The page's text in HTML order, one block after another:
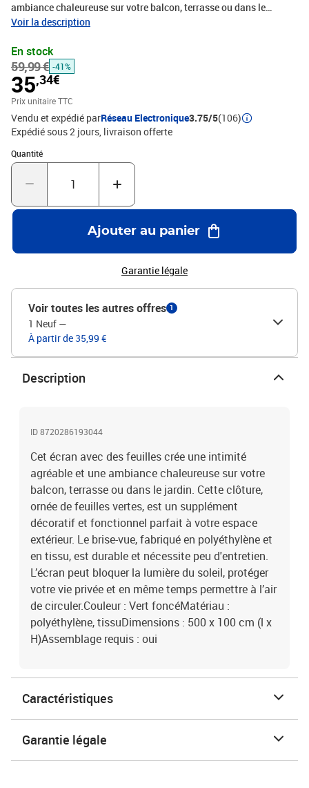
ambiance chaleureuse sur votre balcon, terrasse ou dans le
jardin. Cette clôture, ornée de feuilles vertes, est un supplément
vue, fabriqué en polyéthylène et en tissu, est durable et nécessite
peu d'entretien. L’écran peut bloquer la lumière du soleil, protéger
votre vie privée et en même temps permettre à l’air de
circuler.Couleur : Vert foncéMatériau : polyéthylène,
tissuDimensions : 500 x 100 cm (l x H)Assemblage requis : oui
Voir la description
En stock
59,99 € -41%
35,34€
Prix unitaire TTC
Vendu et expédié parRéseau Electronique3.75/5(106)
Expédié sous 2 jours livraison offerte
Quantité
Quantité : 1
Ajouter au panier
Garantie légale
Voir toutes les autres offres 1
1 Neuf —
À partir de 35,99 €
Description
ID 8720286193044
Cet écran avec des feuilles crée une intimité
agréable et une ambiance chaleureuse sur votre
balcon, terrasse ou dans le jardin. Cette clôture,
ornée de feuilles vertes, est un supplément
décoratif et fonctionnel parfait à votre espace
extérieur. Le brise-vue, fabriqué en polyéthylène et
en tissu, est durable et nécessite peu d'entretien.
L’écran peut bloquer la lumière du soleil, protéger
votre vie privée et en même temps permettre à l’air
de circuler.Couleur : Vert foncéMatériau :
polyéthylène, tissuDimensions : 500 x 100 cm (l x
H)Assemblage requis : oui
Caractéristiques
Garantie légale